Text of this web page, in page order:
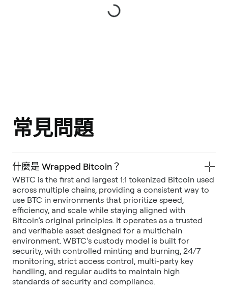
常見問題
什麼是 Wrapped Bitcoin？
WBTC is the first and largest 1:1 tokenized Bitcoin used
across multiple chains, providing a consistent way to
use BTC in environments that prioritize speed,
efficiency, and scale while staying aligned with
Bitcoin’s original principles. It operates as a trusted
and verifiable asset designed for a multichain
environment. WBTC’s custody model is built for
security, with controlled minting and burning, 24/7
monitoring, strict access control, multi-party key
handling, and regular audits to maintain high
standards of security and compliance.